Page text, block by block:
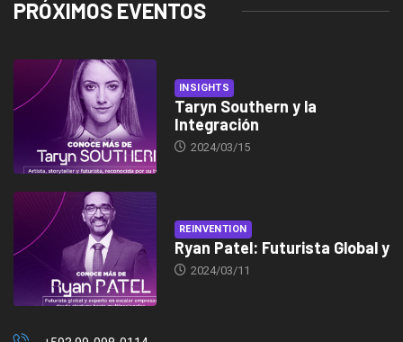
PRÓXIMOS EVENTOS
INSIGHTS
Taryn Southern y la
Integración
2024/03/15
REINVENTION
Ryan Patel: Futurista Global y
2024/03/11